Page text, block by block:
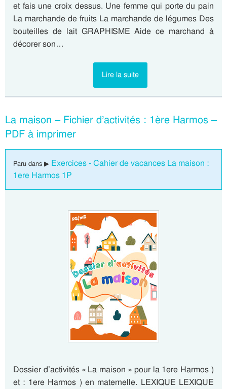
et fais une croix dessus. Une femme qui porte du pain
La marchande de fruits La marchande de légumes Des
bouteilles de lait GRAPHISME Aide ce marchand à
décorer son…
Lire la suite
La maison – Fichier d’activités : 1ère Harmos –
PDF à imprimer
Paru dans ▶ Exercices - Cahier de vacances La maison :
1ere Harmos 1P
Dossier d’activités « La maison » pour la 1ere Harmos )
et : 1ere Harmos ) en maternelle. LEXIQUE LEXIQUE